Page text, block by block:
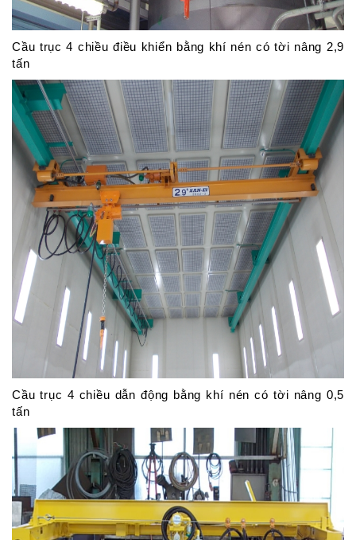
Cầu trục 4 chiều điều khiển bằng khí nén có tời nâng 2,9
tấn
Cầu trục 4 chiều dẫn động bằng khí nén có tời nâng 0,5
tấn